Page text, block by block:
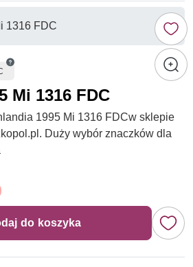
Mi 1316 FDC
1995 Mi 1316 FDCw sklepie
Duży wybór znaczków dla
do koszyka